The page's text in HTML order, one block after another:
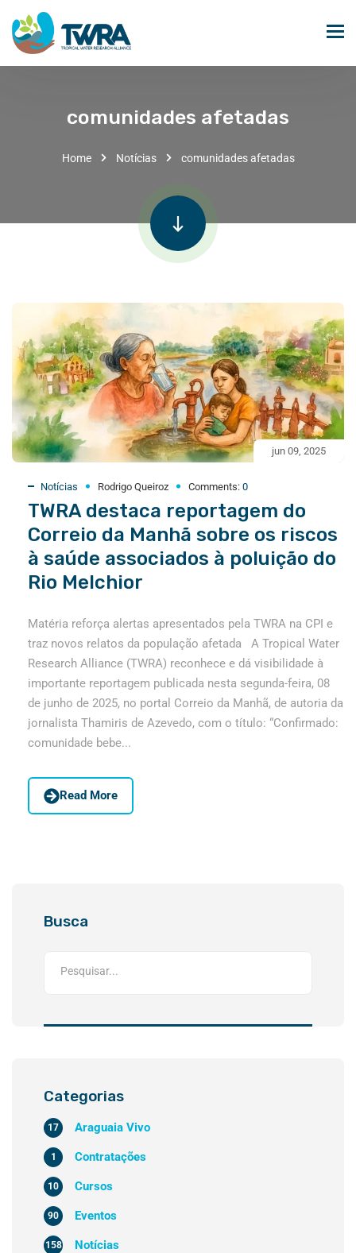
comunidades afetadas
Home Notícias comunidades afetadas
jun 09, 2025
Notícias Rodrigo Queiroz Comments: 0
TWRA destaca reportagem do
Correio da Manhã sobre os riscos
à saúde associados à poluição do
Rio Melchior
Matéria reforça alertas apresentados pela TWRA na CPI e
traz novos relatos da população afetada A Tropical Water
Research Alliance (TWRA) reconhece e dá visibilidade à
importante reportagem publicada nesta segunda-feira, 08
de junho de 2025, no portal Correio da Manhã, de autoria da
jornalista Thamiris de Azevedo, com o título: “Confirmado:
comunidade bebe...
Read More
Busca
Categorias
Araguaia Vivo
17
Contratações
1
Cursos
10
Eventos
90
Notícias
158